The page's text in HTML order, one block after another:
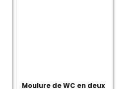
Moulure de WC en deux